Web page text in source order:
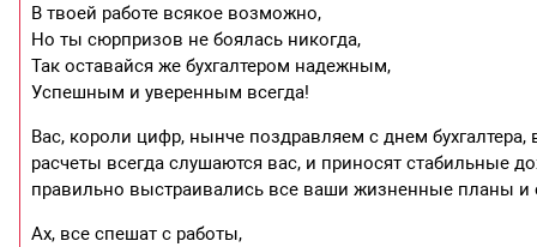
В твоей работе всякое возможно,
Но ты сюрпризов не боялась никогда,
Так оставайся же бухгалтером надежным,
Успешным и уверенным всегда!
Вас, короли цифр, нынче поздравляем с днем
расчеты всегда слушаются вас, и приносят стабильные
правильно выстраивались все ваши жизненные планы
Ах, все спешат с работы,